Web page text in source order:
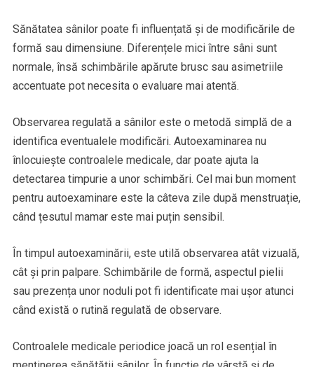
Sănătatea sânilor poate fi influențată și de modificările de
formă sau dimensiune. Diferențele mici între sâni sunt
normale, însă schimbările apărute brusc sau asimetriile
accentuate pot necesita o evaluare mai atentă.
Observarea regulată a sânilor este o metodă simplă de a
identifica eventualele modificări. Autoexaminarea nu
înlocuiește controalele medicale, dar poate ajuta la
detectarea timpurie a unor schimbări. Cel mai bun moment
pentru autoexaminare este la câteva zile după menstruație,
când țesutul mamar este mai puțin sensibil.
În timpul autoexaminării, este utilă observarea atât vizuală,
cât și prin palpare. Schimbările de formă, aspectul pielii
sau prezența unor noduli pot fi identificate mai ușor atunci
când există o rutină regulată de observare.
Controalele medicale periodice joacă un rol esențial în